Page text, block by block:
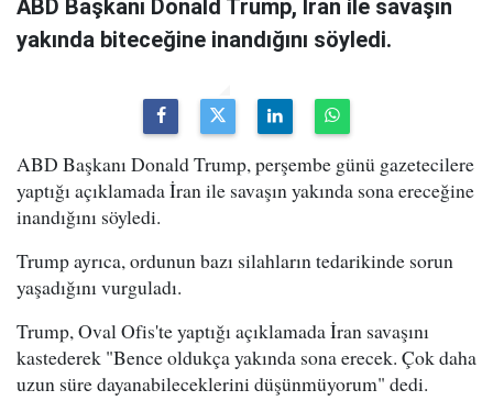
ABD Başkanı Donald Trump, İran ile savaşın
yakında biteceğine inandığını söyledi.
ABD Başkanı Donald Trump, perşembe günü gazetecilere
yaptığı açıklamada İran ile savaşın yakında sona ereceğine
inandığını söyledi.
Trump ayrıca, ordunun bazı silahların tedarikinde sorun
yaşadığını vurguladı.
Trump, Oval Ofis'te yaptığı açıklamada İran savaşını
kastederek "Bence oldukça yakında sona erecek. Çok daha
uzun süre dayanabileceklerini düşünmüyorum" dedi.